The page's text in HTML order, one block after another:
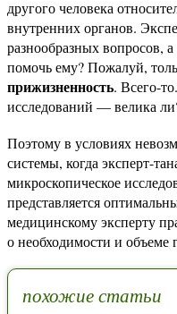
другого человека
внутренних органов.
разнообразных вопросов,
помочь ему? Пожалуй,
прижизненность. Всего-
исследований — велика
Поэтому в условиях
системы, когда эксперт-
микроскопическое
представляется
медицинскому эксперту
о необходимости и объеме
похожие статьи